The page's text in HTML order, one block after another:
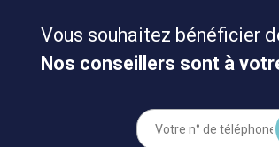
Vous souhaitez bénéficier
Nos conseillers sont à